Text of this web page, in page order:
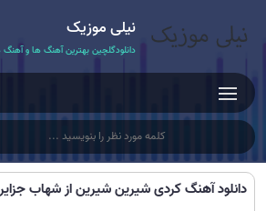
نیلی موزیک
دانلودگلچین بهترین آهنگ ها و
دانلود آهنگ کردی شیرین شیرین از شهاب